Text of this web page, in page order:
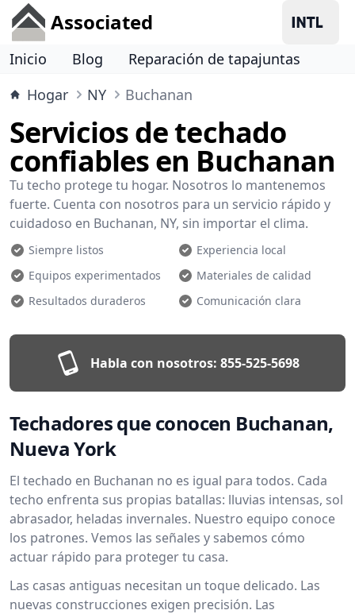
Associated
Inicio Blog
Reparación de tapajuntas
Hogar
NY Buchanan
Servicios de techado
confiables en Buchanan
Tu techo protege tu hogar. Nosotros lo mantenemos
fuerte. Cuenta con nosotros para un servicio rápido y
cuidadoso en Buchanan, NY, sin importar el clima.
Siempre listos
Experiencia local
Equipos experimentados
Materiales de calidad
Resultados duraderos
Comunicación clara
Habla con nosotros: 855-525-5698
Techadores que conocen Buchanan,
Nueva York
El techado en Buchanan no es igual para todos. Cada
techo enfrenta sus propias batallas: lluvias intensas, sol
abrasador, heladas invernales. Nuestro equipo conoce
los patrones. Vemos las señales y sabemos cómo
actuar rápido para proteger tu casa.
Las casas antiguas necesitan un toque delicado. Las
nuevas construcciones exigen precisión. Las